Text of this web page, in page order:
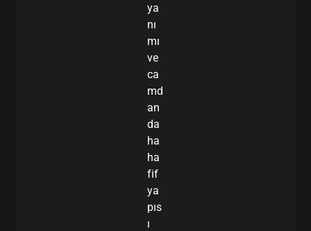
ya
nı
mı
ve
ca
md
an
da
ha
ha
fif
ya
pıs
ı